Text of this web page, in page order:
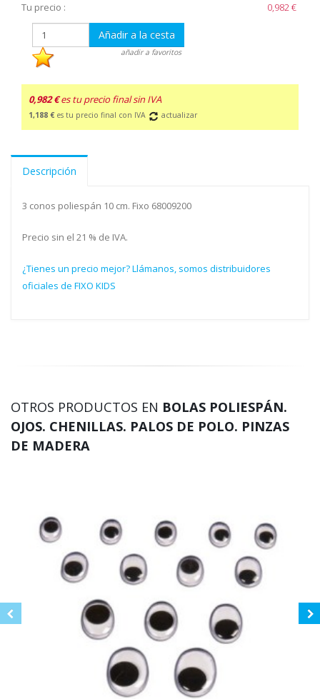
Tu precio : 0,982 €
Añadir a la cesta
añadir a favoritos
0,982 € es tu precio final sin IVA
1,188 € es tu precio final con IVA actualizar
Descripción
3 conos poliespán 10 cm. Fixo 68009200
Precio sin el 21 % de IVA.
¿Tienes un precio mejor? Llámanos, somos distribuidores
oficiales de FIXO KIDS
OTROS PRODUCTOS EN BOLAS POLIESPÁN.
OJOS. CHENILLAS. PALOS DE POLO. PINZAS
DE MADERA